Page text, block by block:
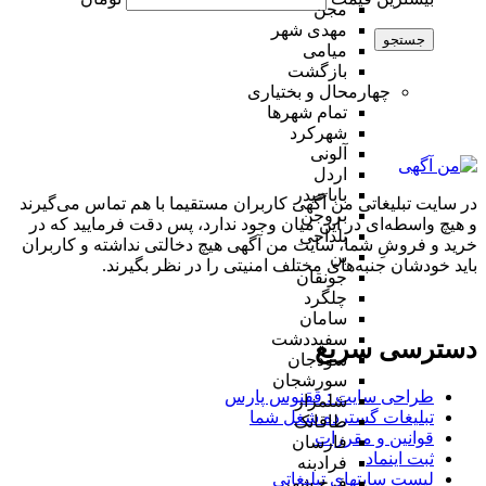
مجن
مهدی شهر
میامی
بازگشت
چهارمحال و بختیاری
تمام شهر‌ها
شهرکرد
آلونی
اردل
باباحیدر
بروجن
بلداجی
بن
جونقان
چلگرد
سامان
سفیددشت
سودجان
سورشجان
شلمزار
طاقانک
فارسان
فرادبنه
جستجو
در سایت تبلیغاتی من آگهی کاربران مستقیما با هم تماس می‌گیرند
و هیچ واسطه‌ای در این میان وجود ندارد، پس دقت فرمایید که در
خرید و فروشِ شما، سایت من آگهی هیچ دخالتی نداشته و کاربران
باید خودشان جنبه‌های مختلف امنیتی را در نظر بگیرند.
دسترسی سریع
طراحی سایت :‌ ققنوس پارس
تبلیغات گسترده شغل شما
قوانین و مقررات
ثبت اینماد
لیست سایتهای تبلیغاتی